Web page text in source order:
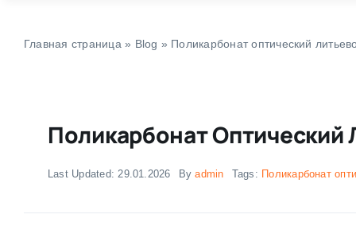
Главная страница » Blog » Поликарбонат оптический
Поликарбонат Оптический
Last Updated: 29.01.2026 Byadmin Tags: Поликарбонат